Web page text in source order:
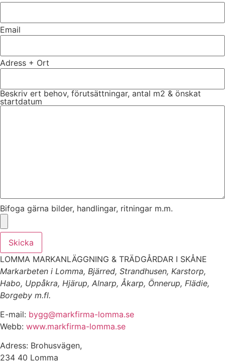
Email
Adress + Ort
Beskriv ert behov, förutsättningar, antal m2 & önskat
startdatum
Bifoga gärna bilder, handlingar, ritningar m.m.
Skicka
LOMMA MARKANLÄGGNING & TRÄDGÅRDAR I SKÅNE
Markarbeten i Lomma, Bjärred, Strandhusen, Karstorp,
Habo, Uppåkra, Hjärup, Alnarp, Åkarp, Önnerup, Flädie,
Borgeby m.fl.
E-mail: bygg@markfirma-lomma.se
Webb: www.markfirma-lomma.se
Adress: Brohusvägen,
234 40 Lomma